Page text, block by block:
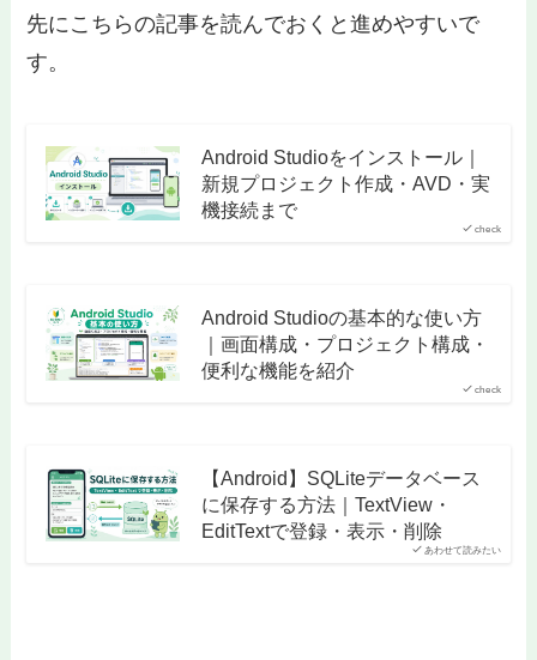
先にこちらの記事を読んでおくと進めやすいで
す。
check
Android Studioをインストール｜
新規プロジェクト作成・AVD・実
機接続まで
check
Android Studioの基本的な使い方
｜画面構成・プロジェクト構成・
便利な機能を紹介
あわせて読みたい
【Android】SQLiteデータベース
に保存する方法｜TextView・
EditTextで登録・表示・削除